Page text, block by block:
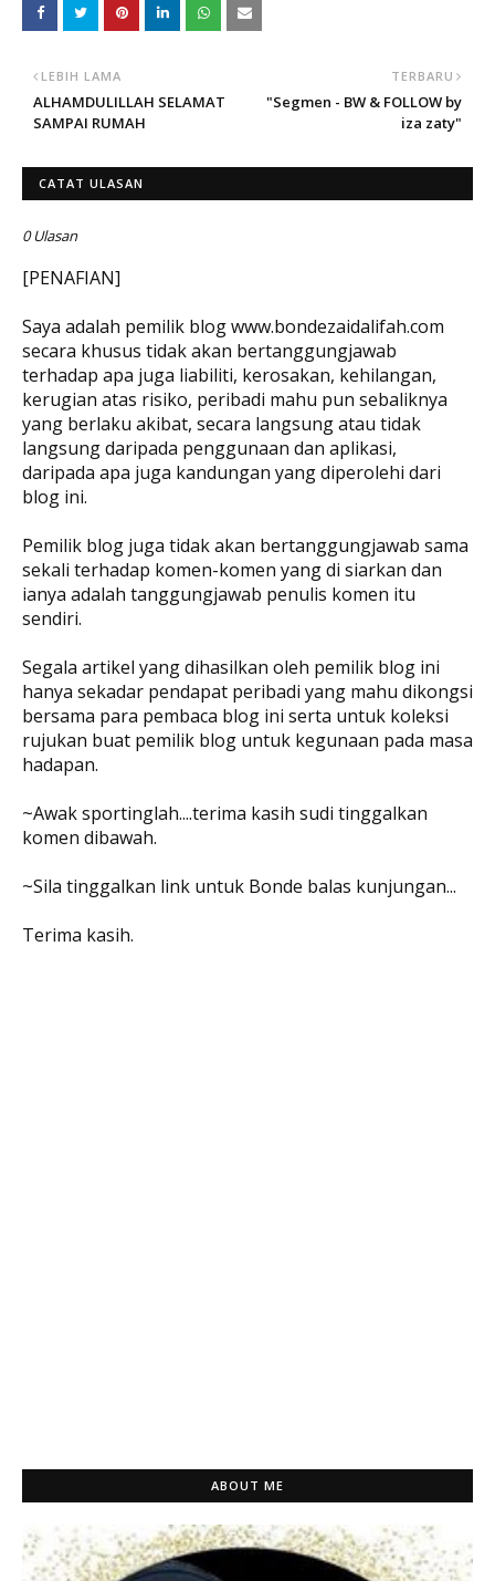
TERBARU
"Segmen - BW & FOLLOW by
iza zaty"
LEBIH LAMA
ALHAMDULILLAH SELAMAT
SAMPAI RUMAH
CATAT ULASAN
0 Ulasan
[PENAFIAN]
Saya adalah pemilik blog www.bondezaidalifah.com
secara khusus tidak akan bertanggungjawab
terhadap apa juga liabiliti, kerosakan, kehilangan,
kerugian atas risiko, peribadi mahu pun sebaliknya
yang berlaku akibat, secara langsung atau tidak
langsung daripada penggunaan dan aplikasi,
daripada apa juga kandungan yang diperolehi dari
blog ini.
Pemilik blog juga tidak akan bertanggungjawab sama
sekali terhadap komen-komen yang di siarkan dan
ianya adalah tanggungjawab penulis komen itu
sendiri.
Segala artikel yang dihasilkan oleh pemilik blog ini
hanya sekadar pendapat peribadi yang mahu dikongsi
bersama para pembaca blog ini serta untuk koleksi
rujukan buat pemilik blog untuk kegunaan pada masa
hadapan.
~Awak sportinglah....terima kasih sudi tinggalkan
komen dibawah.
~Sila tinggalkan link untuk Bonde balas kunjungan...
Terima kasih.
ABOUT ME